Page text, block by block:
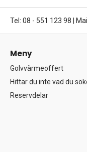
Tel: 08 - 551 123 98
Meny
Golvvärmeoffert
Hittar du inte vad du
Reservdelar